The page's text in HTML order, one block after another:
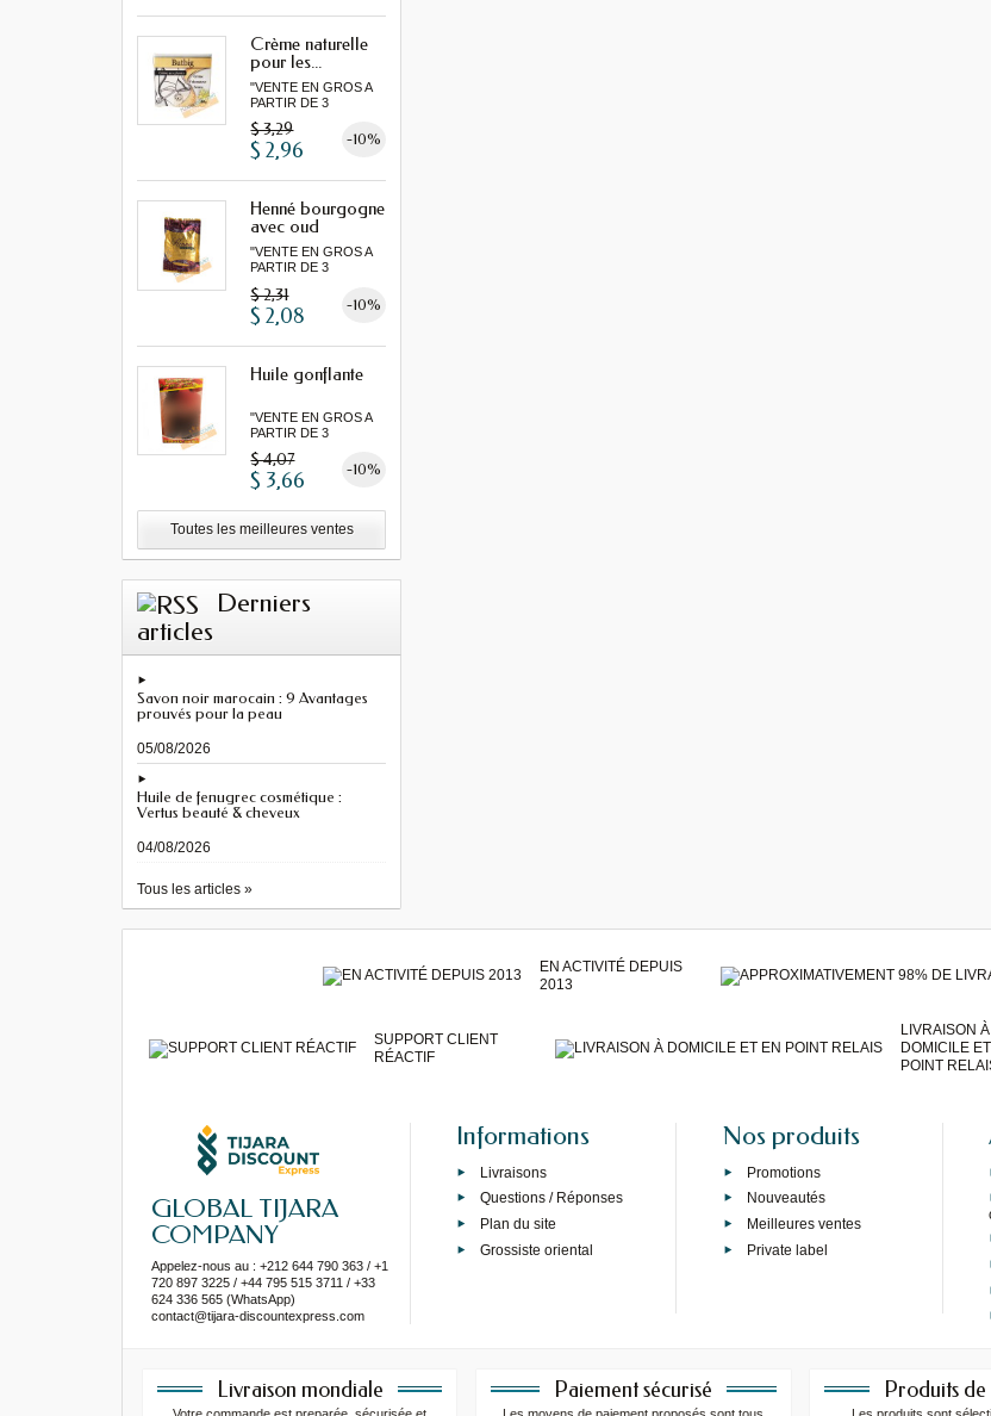
Crème naturelle
pour les...
"VENTE EN GROS A
PARTIR DE 3
$ 3,29 -10%
$ 2,96
Henné bourgogne
avec oud
"VENTE EN GROS A
PARTIR DE 3
$ 2,31 -10%
$ 2,08
Huile gonflante
"VENTE EN GROS A
PARTIR DE 3
$ 4,07 -10%
$ 3,66
Toutes les meilleures ventes
Derniers
articles
Savon noir marocain : 9 Avantages
prouvés pour la peau
05/08/2026
Huile de fenugrec cosmétique :
Vertus beauté & cheveux
04/08/2026
Tous les articles »
EN ACTIVITÉ DEPUIS
2013
SUPPORT CLIENT
RÉACTIF
LIVRAISON À
DOMICILE
POINT
GLOBAL TIJARA
COMPANY
Appelez-nous au : +212 644 790 363 / +1
720 897 3225 / +44 795 515 3711 / +33
624 336 565 (WhatsApp)
contact@tijara-discountexpress.com
Informations
Livraisons
Questions / Réponses
Plan du site
Grossiste oriental
Nos produits
Promotions
Nouveautés
Meilleures ventes
Private label
Livraison mondiale Paiement sécurisé Produits